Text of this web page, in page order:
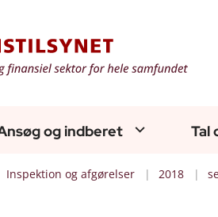
og indberet Tal
Inspektion og afgørelser 2018